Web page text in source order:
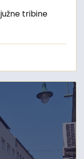
tribine